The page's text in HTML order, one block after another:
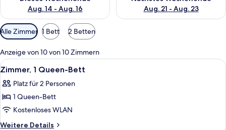
Aug. 14 - Aug. 16
Aug. 21 - Aug. 23
Verfügbare
Filter
für
Zimmer
Alle Zimmer 1 Bett 2 Betten
Anzeige von 10 von 10 Zimmern
Alle
Fotos
für
Zimmer,
1
Queen-
Ein Hotelzimmer mit einem großen
5
Zimmer, 1 Queen-Bett
Platz für 2 Personen
1 Queen-Bett
Kostenloses WLAN
Weitere Details
Weitere